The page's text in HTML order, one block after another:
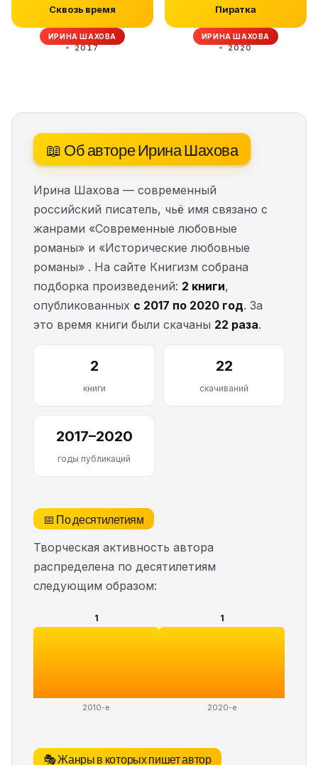
Сквозь время
ИРИНА ШАХОВА
2017
Пиратка
ИРИНА ШАХОВА
2020
📖 Об авторе Ирина Шахова
Ирина Шахова — современный
российский писатель, чьё имя связано с
жанрами «Современные любовные
романы» и «Исторические любовные
романы» . На сайте Книгизм собрана
подборка произведений: 2 книги,
опубликованных с 2017 по 2020 год. За
это время книги были скачаны 22 раза.
2
книги
22
скачиваний
2017–2020
годы публикаций
📅 По десятилетиям
Творческая активность автора
распределена по десятилетиям
следующим образом:
1
2010-е
1
2020-е
🎭 Жанры в которых пишет автор